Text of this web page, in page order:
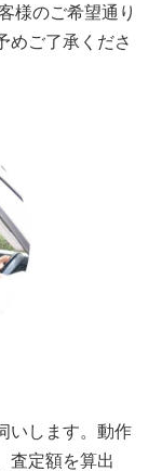
様のご希望通り
めご了承くださ
いします。動作
査定額を算出